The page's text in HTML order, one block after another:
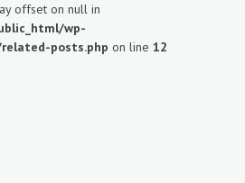
offset on null in
wp-
posts.php on line 12